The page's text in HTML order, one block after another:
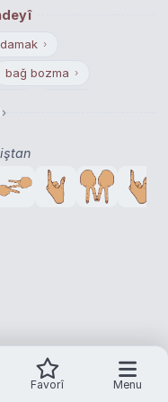
›
bağ bozma ›
›
Favorî Menu